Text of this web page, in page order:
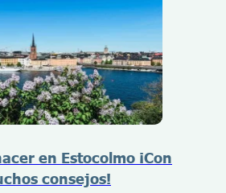
en Estocolmo ¡Con
consejos!